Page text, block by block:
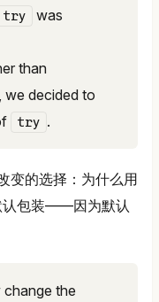
try
was
than
we decided to
try .
变的选择：为什么用
认包装——因为默认
the